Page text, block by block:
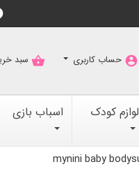
account_circle حساب کاربری shopping_basket سبد
لوازم کودک اسباب بازی